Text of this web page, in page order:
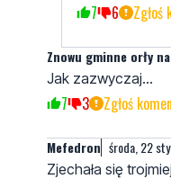
7 6 Zgłoś
Znowu gminne orły
Jak zazwyczaj...
7 3 Zgłoś
Mefedron środa, 22
Zjechała się